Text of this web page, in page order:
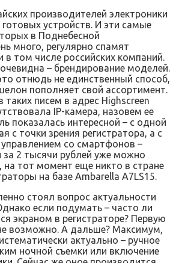
производителей электроники
готовых устройств. И эти самые
в Поднебесной
много, регулярно спамят
в том числе российских компаний.
– брендирование моделей.
отнюдь не единственный способ,
пополняет свой ассортимент.
писем в адрес Highscreen
IP-камера, назовем ее
показалась интересной – с одной
с точки зрения регистратора, а с
управлением со смартфонов –
за 2 тысячи рублей уже можно
на тот момент еще никто в стране
на базе Ambarella A7LS15.
стоял вопрос актуальности
если подумать – часто ли
экраном в регистраторе? Первую
возможно. А дальше? Максимум,
актуально – ручное
ночной съемки или включение